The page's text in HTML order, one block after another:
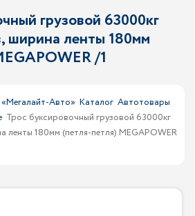
грузовой 63000кг
ширина ленты 180мм
/1
Авто» Каталог Автотовары
Трос буксировочный грузовой 63000кг
ленты 180мм (петля-петля) MEGAPOWER